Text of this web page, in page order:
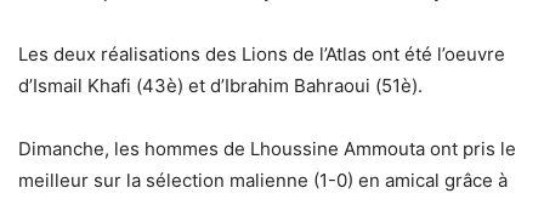
Les deux réalisations des Lions de l’Atlas ont été l’oeuvre
d’Ismail Khafi (43è) et d’Ibrahim Bahraoui (51è).
Dimanche, les hommes de Lhoussine Ammouta ont pris le
meilleur sur la sélection malienne (1-0) en amical grâce à